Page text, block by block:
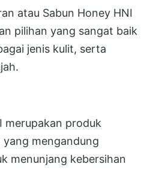
atau Sabun Honey HNI
pilihan yang sangat baik
jenis kulit, serta
merupakan produk
mengandung
menunjang kebersihan